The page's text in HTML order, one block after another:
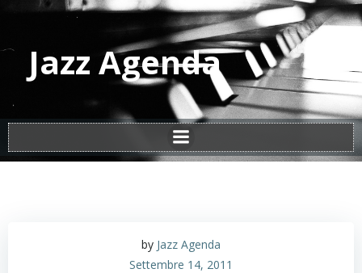
Vai
al
contenuto
Jazz Agenda
by Jazz Agenda
Settembre 14, 2011